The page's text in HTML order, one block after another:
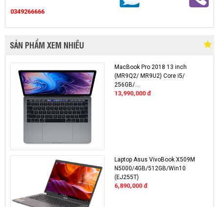
0349266666
SẢN PHẨM XEM NHIỀU
MacBook Pro 2018 13 inch
(MR9Q2/ MR9U2) Core i5/
256GB/...
13,990,000 đ
Laptop Asus VivoBook X509M
N5000/4GB/512GB/Win10
(EJ255T)
6,890,000 đ